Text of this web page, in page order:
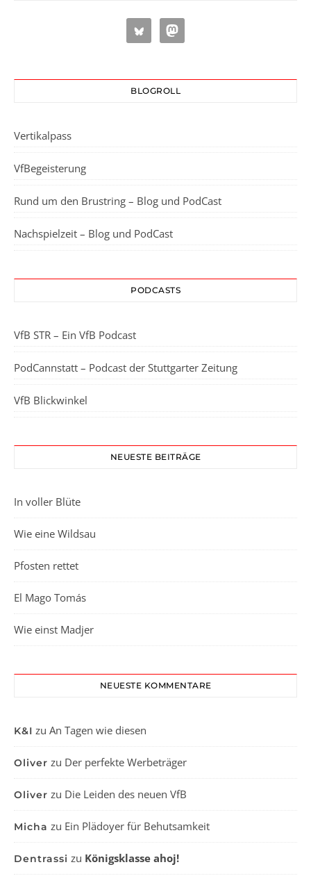
BLOGROLL
Vertikalpass
VfBegeisterung
Rund um den Brustring – Blog und PodCast
Nachspielzeit – Blog und PodCast
PODCASTS
VfB STR – Ein VfB Podcast
PodCannstatt – Podcast der Stuttgarter Zeitung
VfB Blickwinkel
NEUESTE BEITRÄGE
In voller Blüte
Wie eine Wildsau
Pfosten rettet
El Mago Tomás
Wie einst Madjer
NEUESTE KOMMENTARE
K&I zu An Tagen wie diesen
Oliver zu Der perfekte Werbeträger
Oliver zu Die Leiden des neuen VfB
Micha zu Ein Plädoyer für Behutsamkeit
Dentrassi zu Königsklasse ahoj!